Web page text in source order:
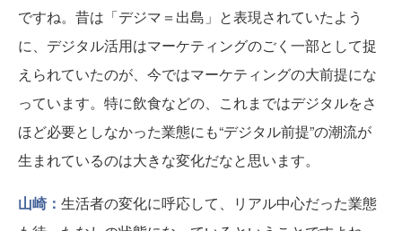
ですね。昔は「デジマ＝出島」と表現されていたよう
に、デジタル活用はマーケティングのごく一部として捉
えられていたのが、今ではマーケティングの大前提にな
っています。特に飲食などの、これまではデジタルをさ
ほど必要としなかった業態にも“デジタル前提”の潮流が
生まれているのは大きな変化だなと思います。
山崎： 生活者の変化に呼応して、リアル中心だった業態